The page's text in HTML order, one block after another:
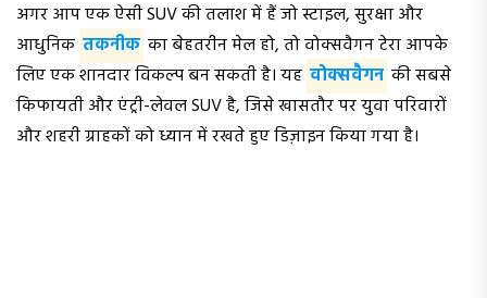
अगर आप एक ऐसी SUV की तलाश में हैं जो स्टाइल, सुरक्षा और
आधुनिक तकनीक का बेहतरीन मेल हो, तो वोक्सवैगन टेरा आपके
लिए एक शानदार विकल्प बन सकती है। यह वोक्सवैगन की सबसे
किफायती और एंट्री-लेवल SUV है, जिसे खासतौर पर युवा परिवारों
और शहरी ग्राहकों को ध्यान में रखते हुए डिज़ाइन किया गया है।